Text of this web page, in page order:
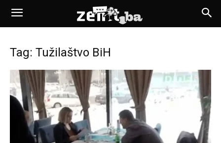
Tag: Tužilaštvo BiH